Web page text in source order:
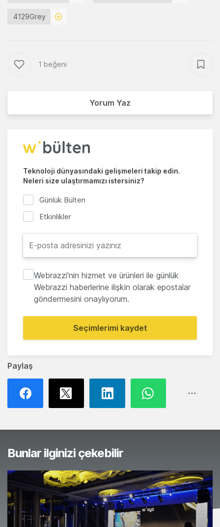
Paylaş
4129Grey
1 beğeni
Yorum Yaz
Teknoloji dünyasındaki gelişmeleri takip edin.
Neleri size ulaştırmamızı istersiniz?
Günlük Bülten
Etkinlikler
Webrazzi'nin hizmet ve ürünleri ile günlük
Webrazzi haberlerine ilişkin olarak epostalar
göndermesini onaylıyorum.
Seçimlerimi kaydet
Bunlar ilginizi çekebilir